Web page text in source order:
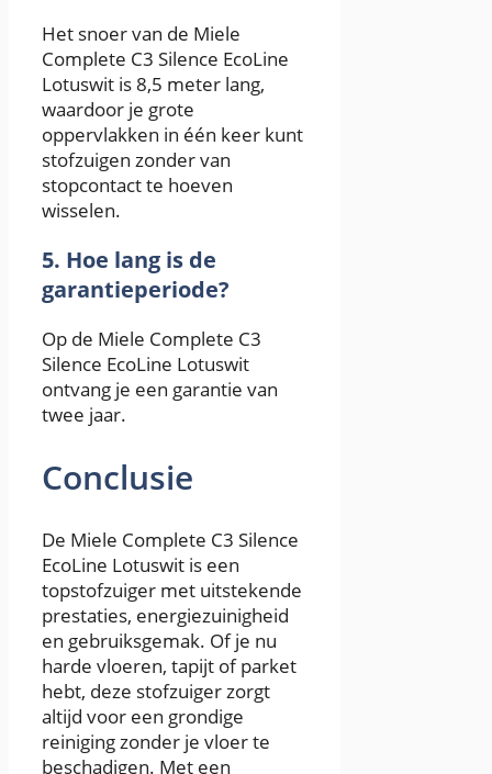
Het snoer van de Miele
Complete C3 Silence EcoLine
Lotuswit is 8,5 meter lang,
waardoor je grote
oppervlakken in één keer kunt
stofzuigen zonder van
stopcontact te hoeven
wisselen.
5. Hoe lang is de
garantieperiode?
Op de Miele Complete C3
Silence EcoLine Lotuswit
ontvang je een garantie van
twee jaar.
Conclusie
De Miele Complete C3 Silence
EcoLine Lotuswit is een
topstofzuiger met uitstekende
prestaties, energiezuinigheid
en gebruiksgemak. Of je nu
harde vloeren, tapijt of parket
hebt, deze stofzuiger zorgt
altijd voor een grondige
reiniging zonder je vloer te
beschadigen. Met een